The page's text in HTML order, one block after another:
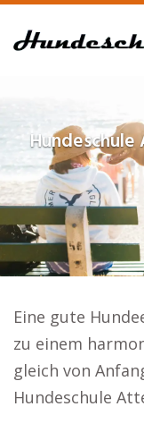
to
Hundeschule
Eine gute
zu einem
gleich von
Hundeschule